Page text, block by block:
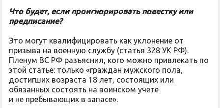
Что будет, если проигнорировать повестку или
предписание?
Это могут квалифицировать как уклонение от
призыва на военную службу (статья 328 УК РФ).
Пленум ВС РФ разъяснил, кого можно привлекать по
этой статье: только «граждан мужского пола,
достигших возраста 18 лет, состоящих или
обязанных состоять на воинском учете
и не пребывающих в запасе».